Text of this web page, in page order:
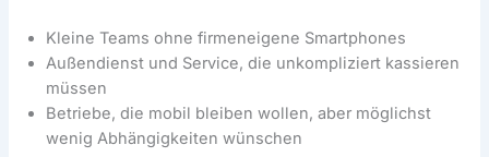
Kleine Teams ohne firmeneigene Smartphones
Außendienst und Service, die unkompliziert kassieren
müssen
Betriebe, die mobil bleiben wollen, aber möglichst
wenig Abhängigkeiten wünschen